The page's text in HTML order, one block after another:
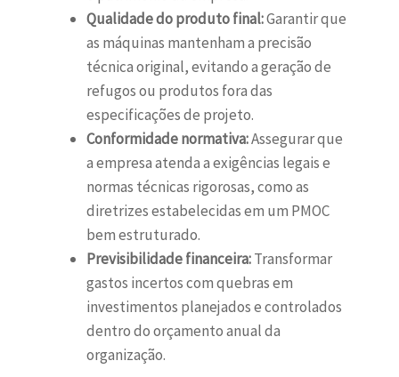
Qualidade do produto final:Garantir que
as máquinas mantenham a precisão
técnica original, evitando a geração de
refugos ou produtos fora das
especificações de projeto.
Conformidade normativa:Assegurar que
a empresa atenda a exigências legais e
normas técnicas rigorosas, como as
diretrizes estabelecidas em um PMOC
bem estruturado.
Previsibilidade financeira:Transformar
gastos incertos com quebras em
investimentos planejados e controlados
dentro do orçamento anual da
organização.